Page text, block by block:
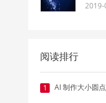
2019-
阅读排行
1 AI 制作大小圆